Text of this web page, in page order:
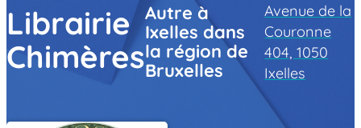
Librairie
Chimères
Autre à
Ixelles dans
la région de
Bruxelles
Avenue de la
Couronne
404, 1050
Ixelles